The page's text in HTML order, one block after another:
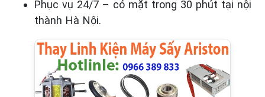
Phục vụ 24/7 – có mặt trong 30 phút tại nội
thành Hà Nội.